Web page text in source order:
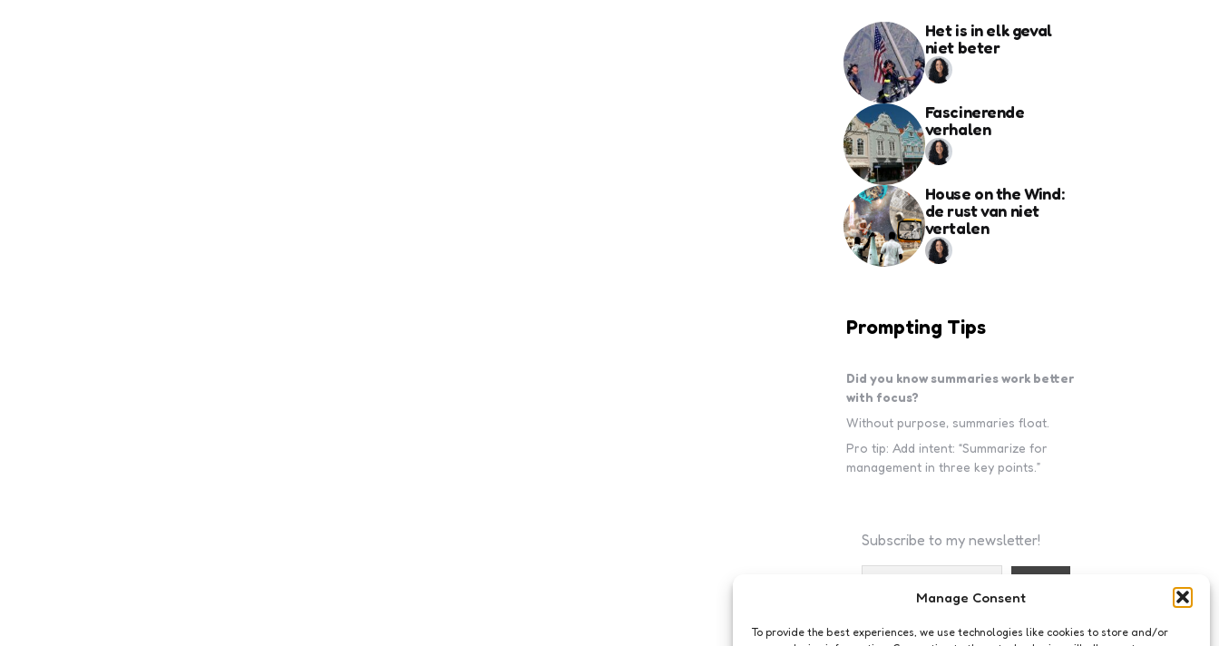
Manage Consent
To provide the best experiences, we use technologies like cookies to store and/or
Het is in elk geval
niet beter
Fascinerende
verhalen
House on the Wind:
de rust van niet
vertalen
Prompting Tips
Did you know summaries work better
with focus?
Without purpose, summaries float.
Pro tip: Add intent: “Summarize for
management in three key points.”
Subscribe to my newsletter!